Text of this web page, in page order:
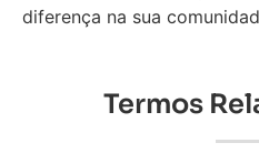
diferença na sua
Termos